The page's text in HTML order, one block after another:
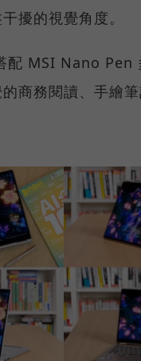
擾的視覺角度。
配 MSI Nano Pen
商務閱讀、手繪